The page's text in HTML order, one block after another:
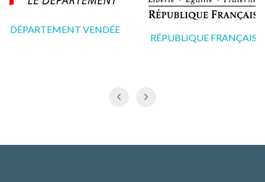
DÉPARTEMENT VENDÉE
RÉPUBLIQUE FRANÇAISE